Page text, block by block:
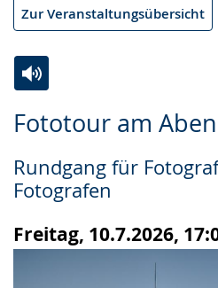
Zur Veranstaltungsübersicht
Fototour am
Rundgang für
Fotografen
Freitag, 10.7.2026,
Leichten
wechseln.
Audio-
Video
Deutscher
Gebärdensprache
wird